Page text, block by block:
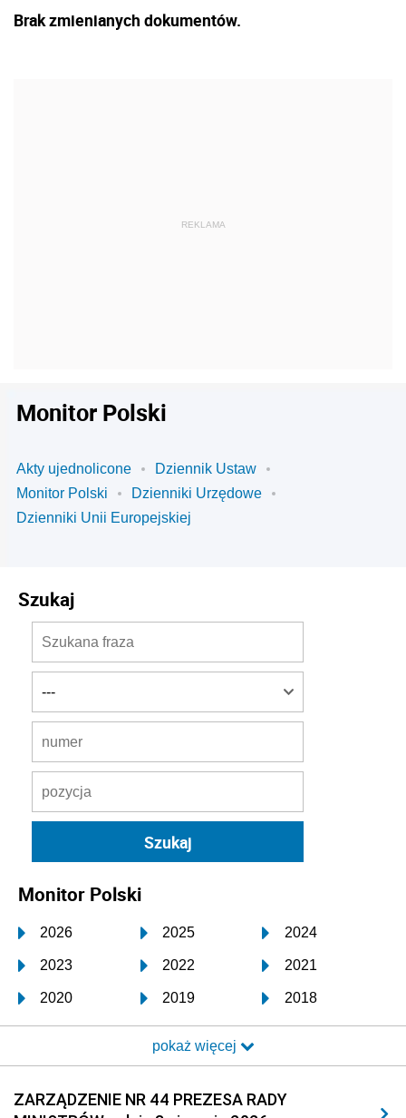
Brak zmienianych dokumentów.
Monitor Polski
Akty ujednolicone
Dziennik Ustaw
Monitor Polski
Dzienniki Urzędowe
Dzienniki Unii Europejskiej
Szukaj
Monitor Polski
2026 2025 2024
2023 2022 2021
2020 2019 2018
2017 2016 2015
2014 2013 2012
2011 2010 2009
pokaż więcej
ZARZĄDZENIE NR 44 PREZESA RADY